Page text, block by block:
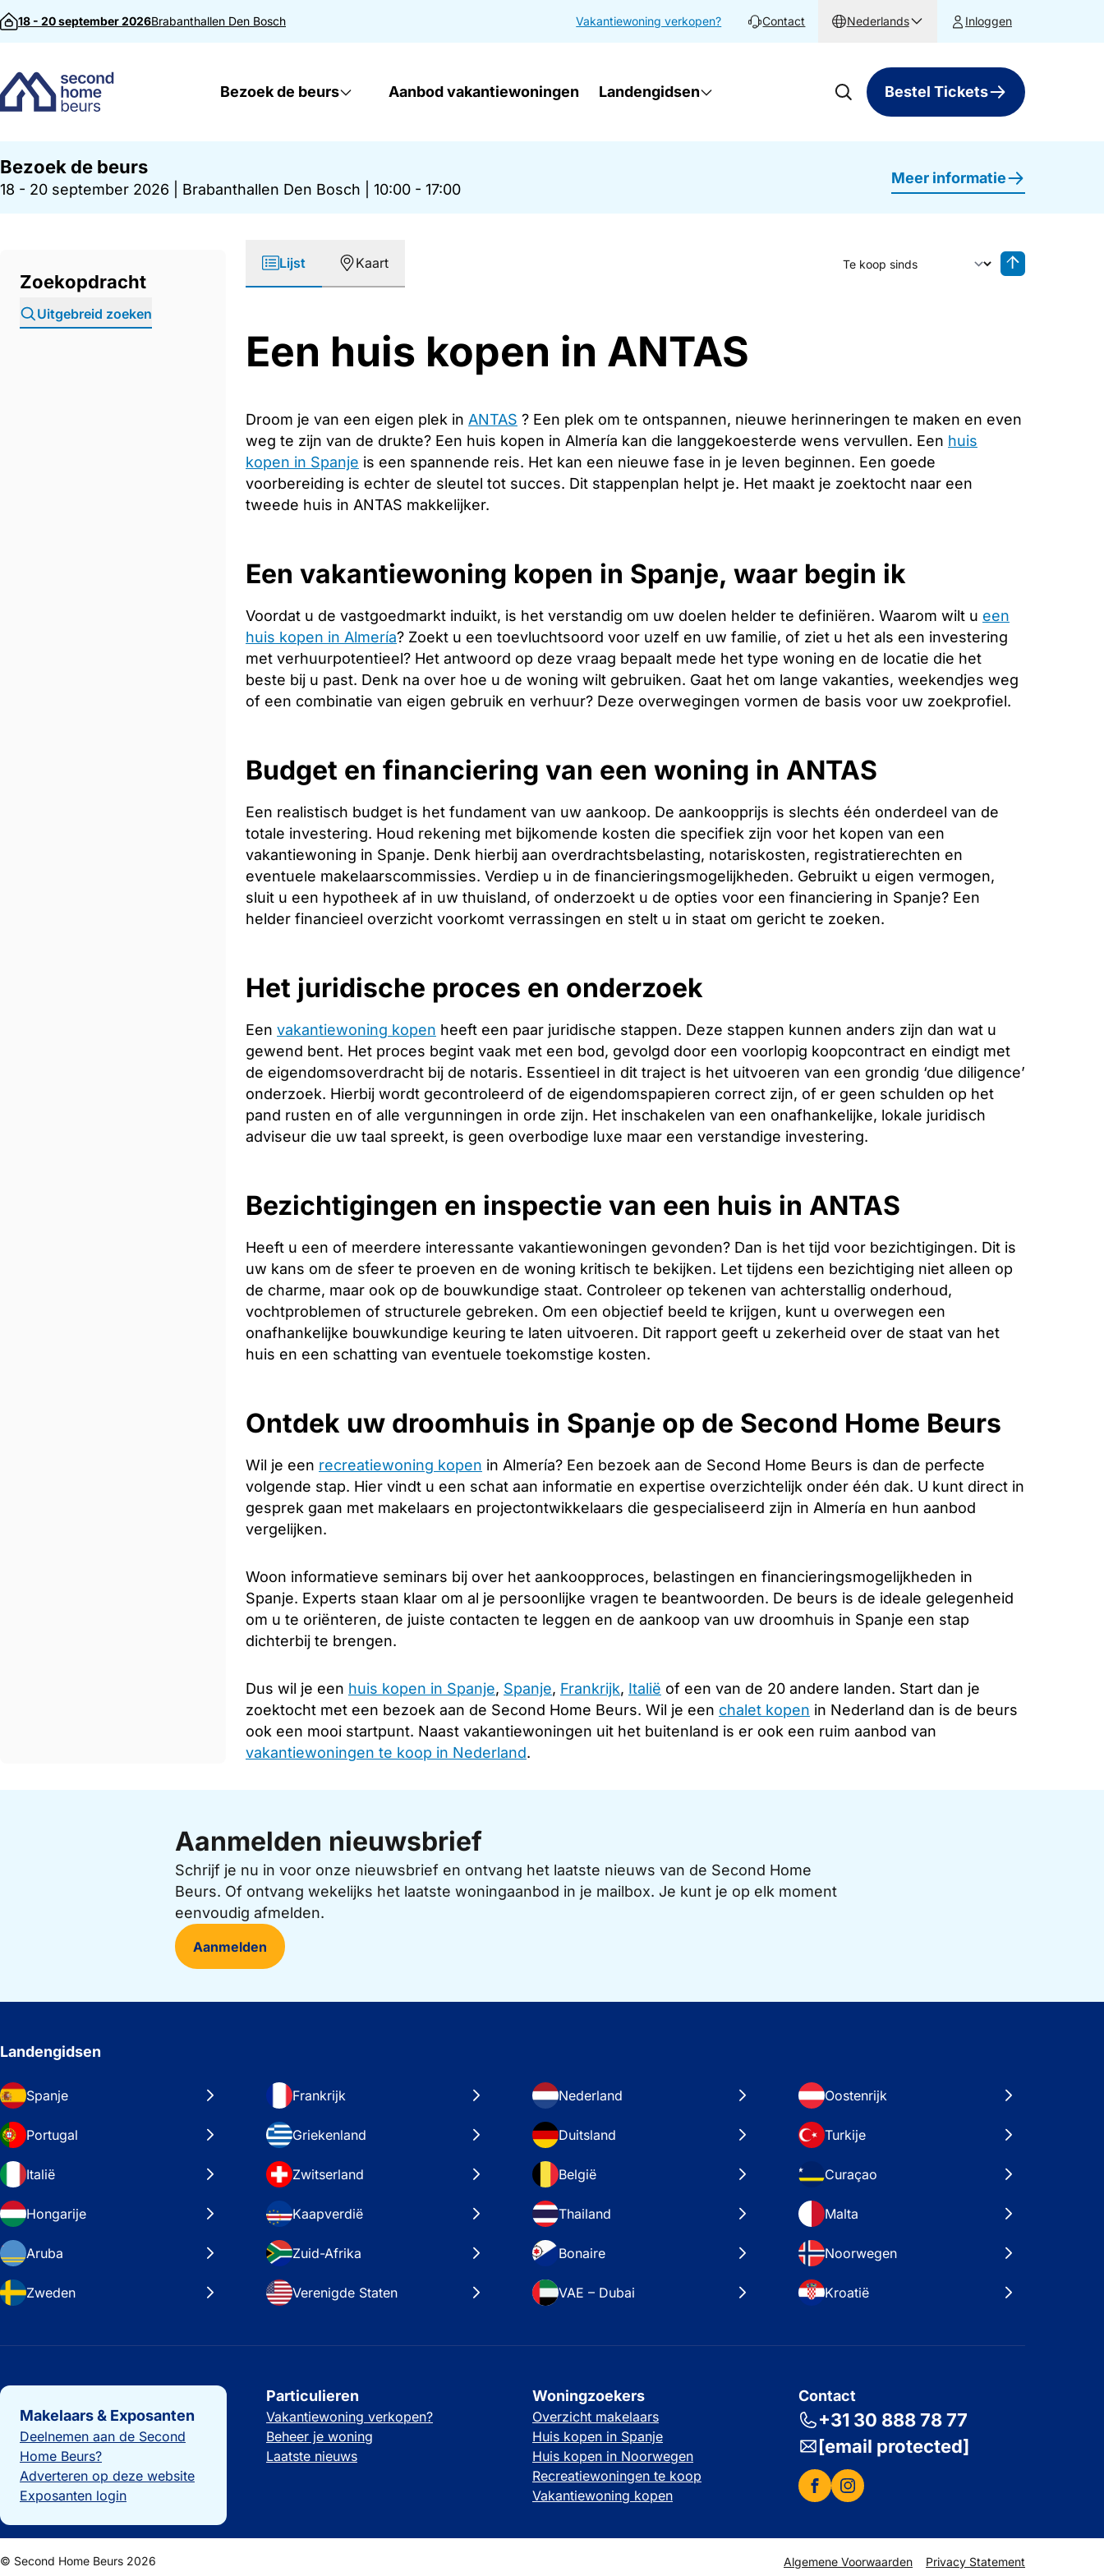
Direct naar inhoud
18 - 20 september 2026Brabanthallen Den Bosch Vakantiewoning verkopen? Contact Nederlands Inloggen
Bezoek de beurs Aanbod vakantiewoningen Landengidsen Bestel Tickets
Bezoek de beurs
18 - 20 september 2026 Brabanthallen Den Bosch 10:00 - 17:00
Meer informatie
Zoekopdracht
Uitgebreid zoeken
Lijst Kaart
Sorteer op
Een huis kopen in ANTAS
Droom je van een eigen plek in ANTAS ? Een plek om te ontspannen, nieuwe herinneringen te maken en even
weg te zijn van de drukte? Een huis kopen in Almería kan die langgekoesterde wens vervullen. Een huis
kopen in Spanje is een spannende reis. Het kan een nieuwe fase in je leven beginnen. Een goede
voorbereiding is echter de sleutel tot succes. Dit stappenplan helpt je. Het maakt je zoektocht naar een
tweede huis in ANTAS makkelijker.
Een vakantiewoning kopen in Spanje, waar begin ik
Voordat u de vastgoedmarkt induikt, is het verstandig om uw doelen helder te definiëren. Waarom wilt u een
huis kopen in Almería? Zoekt u een toevluchtsoord voor uzelf en uw familie, of ziet u het als een investering
met verhuurpotentieel? Het antwoord op deze vraag bepaalt mede het type woning en de locatie die het
beste bij u past. Denk na over hoe u de woning wilt gebruiken. Gaat het om lange vakanties, weekendjes weg
of een combinatie van eigen gebruik en verhuur? Deze overwegingen vormen de basis voor uw zoekprofiel.
Budget en financiering van een woning in ANTAS
Een realistisch budget is het fundament van uw aankoop. De aankoopprijs is slechts één onderdeel van de
totale investering. Houd rekening met bijkomende kosten die specifiek zijn voor het kopen van een
vakantiewoning in Spanje. Denk hierbij aan overdrachtsbelasting, notariskosten, registratierechten en
eventuele makelaarscommissies. Verdiep u in de financieringsmogelijkheden. Gebruikt u eigen vermogen,
sluit u een hypotheek af in uw thuisland, of onderzoekt u de opties voor een financiering in Spanje? Een
helder financieel overzicht voorkomt verrassingen en stelt u in staat om gericht te zoeken.
Het juridische proces en onderzoek
Een vakantiewoning kopen heeft een paar juridische stappen. Deze stappen kunnen anders zijn dan wat u
gewend bent. Het proces begint vaak met een bod, gevolgd door een voorlopig koopcontract en eindigt met
de eigendomsoverdracht bij de notaris. Essentieel in dit traject is het uitvoeren van een grondig ‘due diligence’
onderzoek. Hierbij wordt gecontroleerd of de eigendomspapieren correct zijn, of er geen schulden op het
pand rusten en of alle vergunningen in orde zijn. Het inschakelen van een onafhankelijke, lokale juridisch
adviseur die uw taal spreekt, is geen overbodige luxe maar een verstandige investering.
Bezichtigingen en inspectie van een huis in ANTAS
Heeft u een of meerdere interessante vakantiewoningen gevonden? Dan is het tijd voor bezichtigingen. Dit is
uw kans om de sfeer te proeven en de woning kritisch te bekijken. Let tijdens een bezichtiging niet alleen op
de charme, maar ook op de bouwkundige staat. Controleer op tekenen van achterstallig onderhoud,
vochtproblemen of structurele gebreken. Om een objectief beeld te krijgen, kunt u overwegen een
onafhankelijke bouwkundige keuring te laten uitvoeren. Dit rapport geeft u zekerheid over de staat van het
huis en een schatting van eventuele toekomstige kosten.
Ontdek uw droomhuis in Spanje op de Second Home Beurs
Wil je een recreatiewoning kopen in Almería? Een bezoek aan de Second Home Beurs is dan de perfecte
volgende stap. Hier vindt u een schat aan informatie en expertise overzichtelijk onder één dak. U kunt direct in
gesprek gaan met makelaars en projectontwikkelaars die gespecialiseerd zijn in Almería en hun aanbod
vergelijken.
Woon informatieve seminars bij over het aankoopproces, belastingen en financieringsmogelijkheden in
Spanje. Experts staan klaar om al je persoonlijke vragen te beantwoorden. De beurs is de ideale gelegenheid
om u te oriënteren, de juiste contacten te leggen en de aankoop van uw droomhuis in Spanje een stap
dichterbij te brengen.
Dus wil je een huis kopen in Spanje, Spanje, Frankrijk, Italië of een van de 20 andere landen. Start dan je
zoektocht met een bezoek aan de Second Home Beurs. Wil je een chalet kopen in Nederland dan is de beurs
ook een mooi startpunt. Naast vakantiewoningen uit het buitenland is er ook een ruim aanbod van
vakantiewoningen te koop in Nederland.
Aanmelden nieuwsbrief
Schrijf je nu in voor onze nieuwsbrief en ontvang het laatste nieuws van de Second Home
Beurs. Of ontvang wekelijks het laatste woningaanbod in je mailbox. Je kunt je op elk moment
eenvoudig afmelden.
Aanmelden
Landengidsen
Spanje Frankrijk Nederland Oostenrijk
Portugal Griekenland Duitsland Turkije
Italië Zwitserland België Curaçao
Hongarije Kaapverdië Thailand Malta
Aruba Zuid-Afrika Bonaire Noorwegen
Zweden Verenigde Staten VAE – Dubai Kroatië
Belangrijke links
Makelaars & Exposanten
Deelnemen aan de Second
Home Beurs?
Adverteren op deze website
Exposanten login
Particulieren
Vakantiewoning verkopen?
Beheer je woning
Laatste nieuws
Woningzoekers
Overzicht makelaars
Huis kopen in Spanje
Huis kopen in Noorwegen
Recreatiewoningen te koop
Vakantiewoning kopen
Contact
+31 30 888 78 77
[email protected]
© Second Home Beurs 2026 Algemene Voorwaarden Privacy Statement